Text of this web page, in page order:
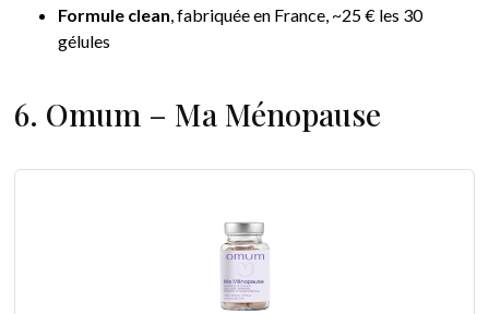
Formule clean , fabriquée en France, ~25 € les 30
gélules
6. Omum – Ma Ménopause